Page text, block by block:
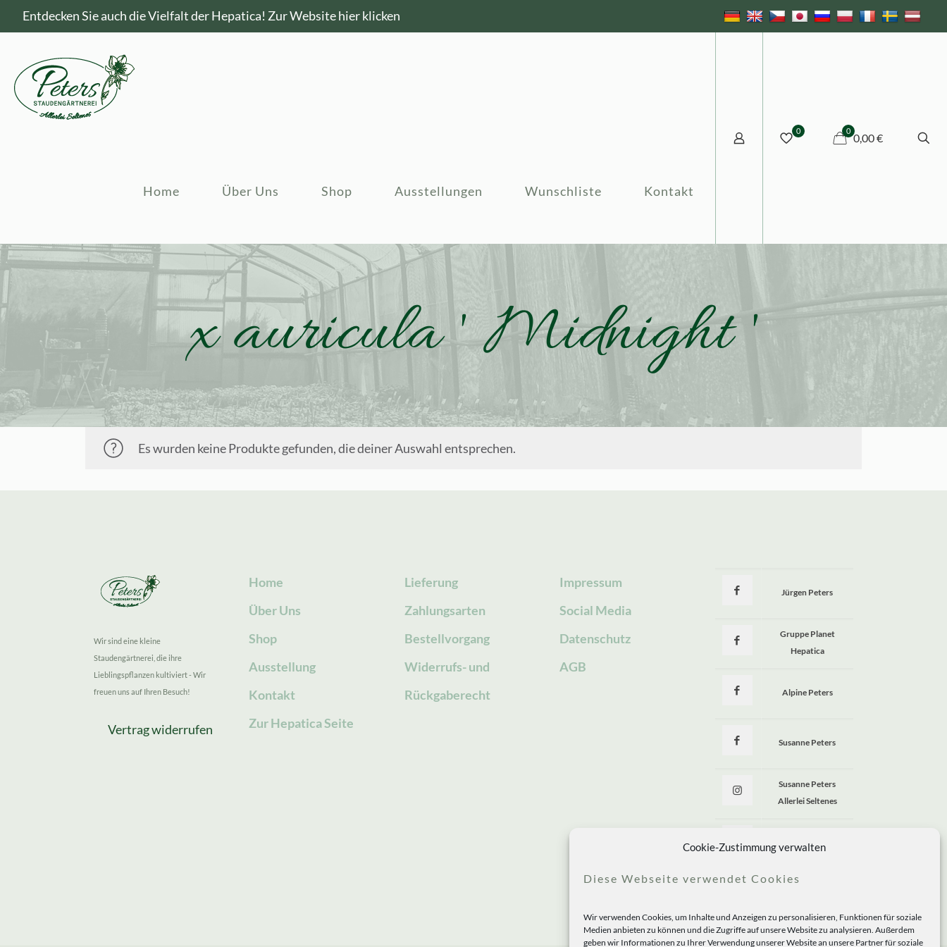
Cookie-Zustimmung verwalten
Diese Webseite verwendet Cookies
Wir verwenden Cookies, um Inhalte und Anzeigen zu personalisieren, Funktionen für soziale
Medien anbieten zu können und die Zugriffe auf unsere Website zu analysieren. Außerdem
geben wir Informationen zu Ihrer Verwendung unserer Website an unsere Partner für soziale
Entdecken Sie auch die Vielfalt der Hepatica! Zur Website hier klicken
Home Über Uns Shop Ausstellungen Wunschliste Kontakt
0 0
0,00 €
x auricula ' Midnight '
Es wurden keine Produkte gefunden, die deiner Auswahl entsprechen.
Wir sind eine kleine
Staudengärtnerei, die ihre
Lieblingspflanzen kultiviert - Wir
freuen uns auf Ihren Besuch!
Vertrag widerrufen
Home
Über Uns
Shop
Ausstellung
Kontakt
Zur Hepatica Seite
Lieferung
Zahlungsarten
Bestellvorgang
Widerrufs- und
Rückgaberecht
Impressum
Social Media
Datenschutz
AGB
Jürgen Peters
Gruppe Planet
Hepatica
Alpine Peters
Susanne Peters
Susanne Peters
Allerlei Seltenes
Allerlei Seltenes